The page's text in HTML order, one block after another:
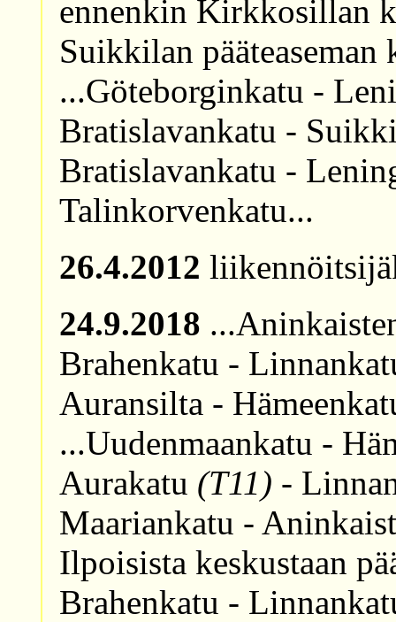
ennenkin Kirkkosillan
Suikkilan pääteaseman
...Göteborginkatu -
Bratislavankatu -
Bratislavankatu -
Talinkorvenkatu...
26.4.2012
24.9.2018
Brahenkatu -
Auransilta -
...Uudenmaankatu -
Aurakatu (T11) -
Maariankatu -
Ilpoisista keskustaan
Brahenkatu -